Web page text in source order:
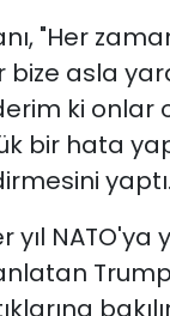
"Her
asla
ki onlar
bir hata
yaptı.
yıl